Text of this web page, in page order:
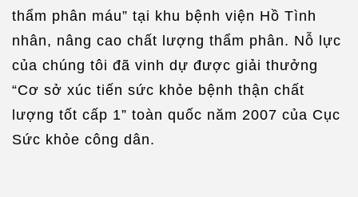
thẩm phân máu” tại khu bệnh viện Hồ Tình
nhân, nâng cao chất lượng thẩm phân. Nỗ lực
của chúng tôi đã vinh dự được giải thưởng
“Cơ sở xúc tiến sức khỏe bệnh thận chất
lượng tốt cấp 1” toàn quốc năm 2007 của Cục
Sức khỏe công dân.